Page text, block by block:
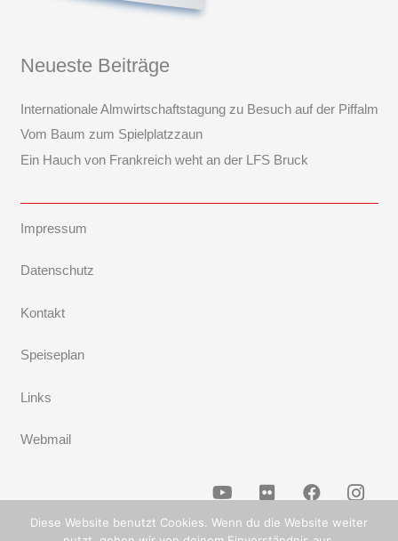
Neueste Beiträge
Internationale Almwirtschaftstagung zu Besuch auf der Piffalm
Vom Baum zum Spielplatzzaun
Ein Hauch von Frankreich weht an der LFS Bruck
Impressum
Datenschutz
Kontakt
Speiseplan
Links
Webmail
Diese Website benutzt Cookies. Wenn du die Website weiter